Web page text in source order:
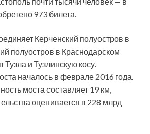
973 билета.
Керченский полуостров в
полуостров в Краснодарском
Тузла и Тузлинскую косу.
началось в феврале 2016 года.
моста составляет 19 км,
оценивается в 228 млрд